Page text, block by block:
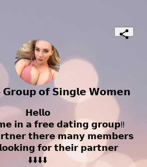
𝗼𝗳 𝗦𝗶𝗻𝗴𝗹𝗲 𝗪𝗼𝗺𝗲𝗻
𝗛𝗲𝗹𝗹𝗼
𝗶𝗻 𝗮 𝗳𝗿𝗲𝗲 𝗱𝗮𝘁𝗶𝗻𝗴 𝗴𝗿𝗼𝘂𝗽!!
𝘁𝗵𝗲𝗿𝗲 𝗺𝗮𝗻𝘆 𝗺𝗲𝗺𝗯𝗲𝗿𝘀
𝗳𝗼𝗿 𝘁𝗵𝗲𝗶𝗿 𝗽𝗮𝗿𝘁𝗻𝗲𝗿
⬇️⬇️⬇️⬇️